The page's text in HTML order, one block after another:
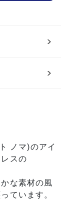
ノマ)のアイ
スの
な素材の風
ています。